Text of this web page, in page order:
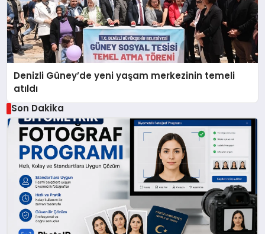
Denizli Güney’de yeni yaşam merkezinin temeli
atıldı
Son Dakika